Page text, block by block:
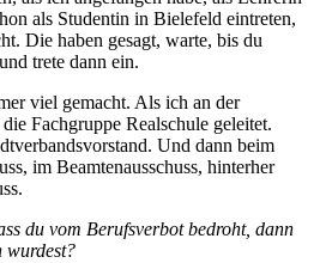
als Studentin in Bielefeld eintreten,
Die haben gesagt, warte, bis du
trete dann ein.
viel gemacht. Als ich an der
Fachgruppe Realschule geleitet.
Und dann beim
im Beamtenausschuss, hinterher
du vom Berufsverbot bedroht, dann
wurdest?